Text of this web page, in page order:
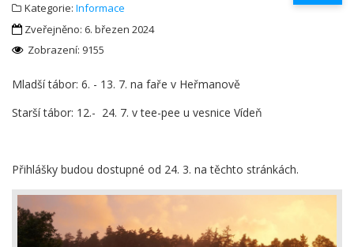
Kategorie: Informace
Zveřejněno: 6. březen 2024
Zobrazení: 9155
Mladší tábor: 6. - 13. 7. na faře v Heřmanově
Starší tábor: 12.- 24. 7. v tee-pee u vesnice Vídeň
Přihlášky budou dostupné od 24. 3. na těchto stránkách.